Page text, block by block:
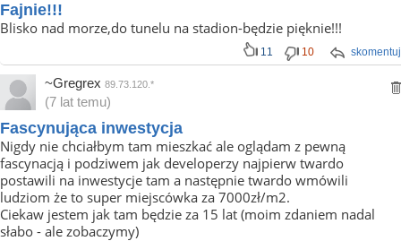
Fajnie!!!
Blisko nad morze,do tunelu na stadion-będzie pięknie!!!
skomentuj
11 10
~Gregrex 89.73.120.*
(7 lat temu)
Fascynująca inwestycja
Nigdy nie chciałbym tam mieszkać ale oglądam z pewną
fascynacją i podziwem jak developerzy najpierw twardo
postawili na inwestycje tam a następnie twardo wmówili
ludziom że to super miejscówka za 7000zł/m2.
Ciekaw jestem jak tam będzie za 15 lat (moim zdaniem nadal
słabo - ale zobaczymy)